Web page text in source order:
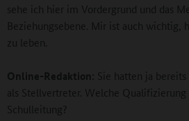
sehe ich hier im Vordergrund und das
Beziehungsebene. Mir ist auch wichtig,
zu leben.
Online-Redaktion:
Sie hatten ja
als Stellvertreter. Welche
Schulleitung?